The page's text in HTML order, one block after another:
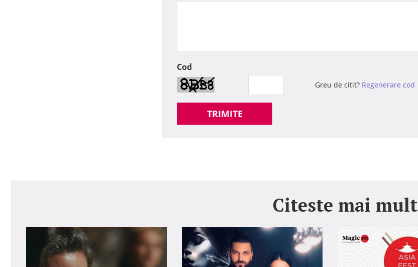
Cod
Greu de citit? Regenerare cod
TRIMITE
Citeste mai mult